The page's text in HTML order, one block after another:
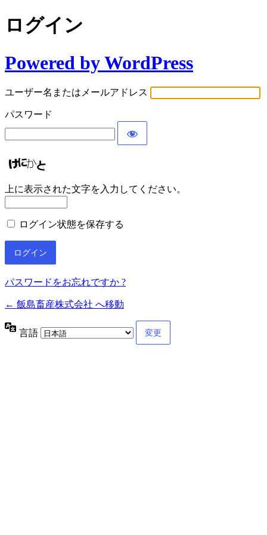
ログイン
Powered by WordPress
ユーザー名またはメールアドレス
パスワード
上に表示された文字を入力してください。
ログイン状態を保存する
パスワードをお忘れですか ?
← 飯島畜産株式会社 へ移動
言語